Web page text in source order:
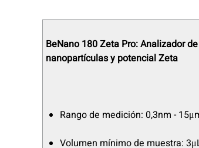
BeNano 180 Zeta Pro: Analizador
nanopartículas y potencial Zeta
Rango de medición: 0,3nm -
Volumen mínimo de muestra: